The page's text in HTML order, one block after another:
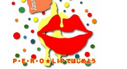
Oh My God!!